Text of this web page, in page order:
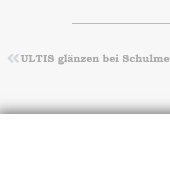
Zurück
ULTIS glänzen bei